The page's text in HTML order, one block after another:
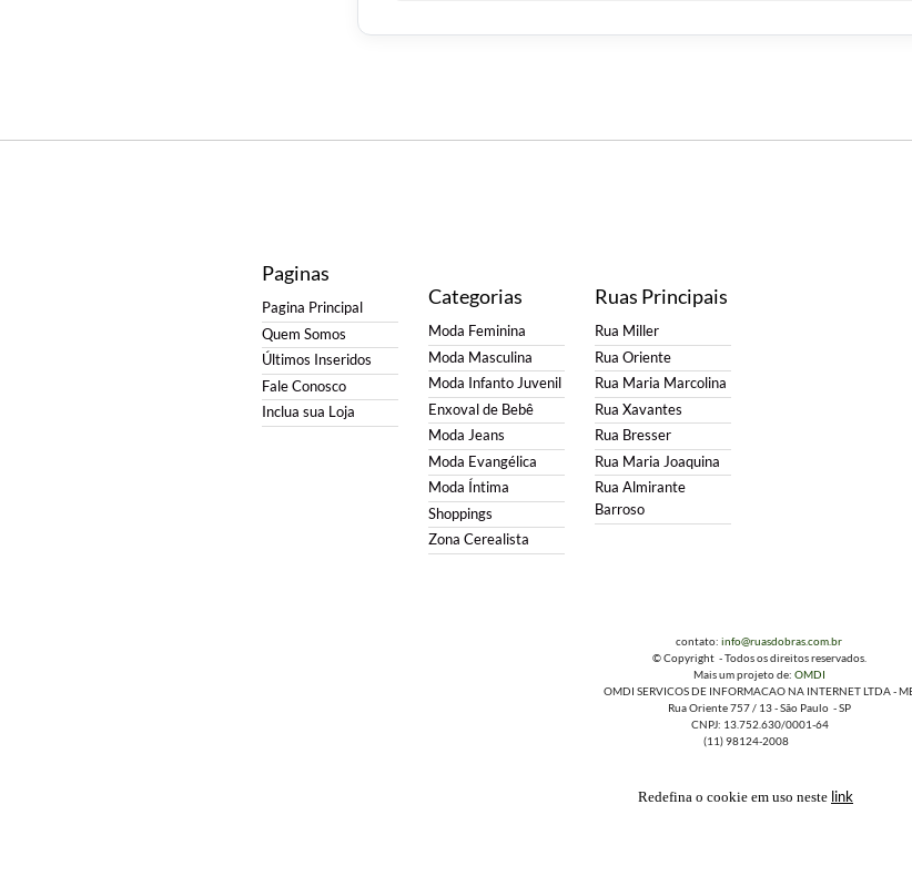
Paginas
Pagina Principal
Quem Somos
Últimos Inseridos
Fale Conosco
Inclua sua Loja
Categorias
Moda Feminina
Moda Masculina
Moda Infanto Juvenil
Enxoval de Bebê
Moda Jeans
Moda Evangélica
Moda Íntima
Shoppings
Zona Cerealista
Ruas Principais
Rua Miller
Rua Oriente
Rua Maria Marcolina
Rua Xavantes
Rua Bresser
Rua Maria Joaquina
Rua Almirante
Barroso
contato: info@ruasdobras.com.br
© Copyright - Todos os direitos reservados.
Mais um projeto de: OMDI
OMDI SERVICOS DE INFORMACAO NA INTERNET LTDA -
Rua Oriente 757 / 13 - São Paulo - SP
CNPJ: 13.752.630/0001-64
(11) 98124-2008
Redefina o cookie em uso neste link